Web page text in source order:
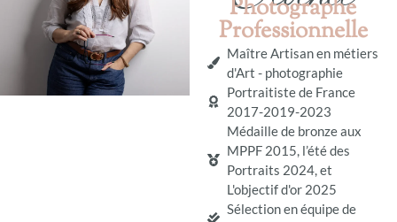
Photographe
Professionnelle
Maître Artisan en métiers
d'Art - photographie
Portraitiste de France
2017-2019-2023
Médaille de bronze aux
MPPF 2015, l’été des
Portraits 2024, et
L'objectif d'or 2025
Sélection en équipe de